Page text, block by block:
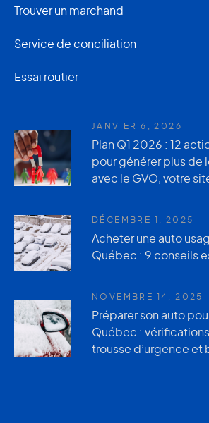
Trouver un marchand
Service de conciliation
Essai routier
JANVIER 6, 2026
Plan Q1 2026 : 12
pour générer plus de
avec le GVO, votre
DÉCEMBRE 1, 2025
Acheter une auto
Québec : 9 conseils
NOVEMBRE 14, 2025
Préparer son auto
Québec :
trousse d’urgence et